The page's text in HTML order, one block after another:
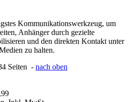
Kommunikationswerkzeug, um
Anhänger durch gezielte
und den direkten Kontakt unter
zu halten.
Seiten - nach oben